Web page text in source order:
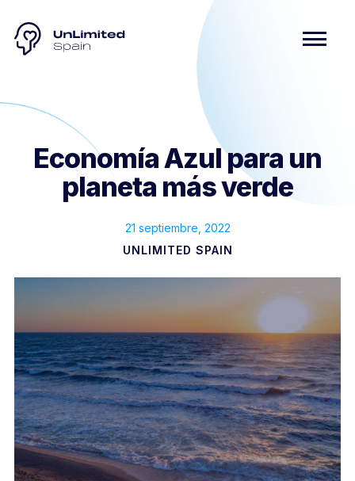
Economía Azul para un
planeta más verde
21 septiembre, 2022
UNLIMITED SPAIN